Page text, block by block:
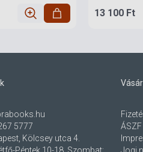
13 100 Ft
5777
Kölcsey utca 4.
ÁSZF